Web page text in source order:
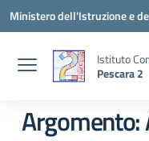
Vai ai contenuti
Vai al menu di navigazione
Vai al footer
Ministero dell'Istruzione e
Istituto
Pescara 2
Argomento: